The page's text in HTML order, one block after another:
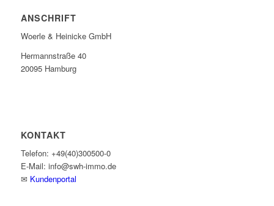
ANSCHRIFT
Woerle & Heinicke GmbH
Hermannstraße 40
20095 Hamburg
KONTAKT
Telefon: +49(40)300500-0
E-Mail: info@swh-immo.de
✉ Kundenportal